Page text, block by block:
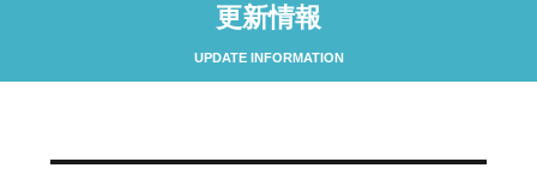
更新情報
UPDATE INFORMATION